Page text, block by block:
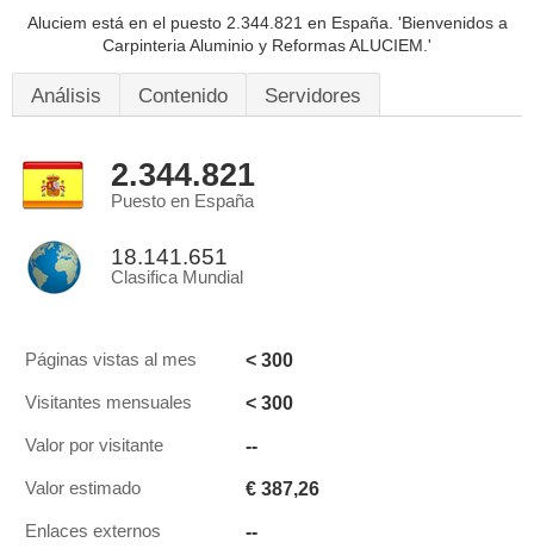
Aluciem está en el puesto 2.344.821 en España. 'Bienvenidos a
Carpinteria Aluminio y Reformas ALUCIEM.'
Análisis Contenido Servidores
2.344.821
Puesto en España
18.141.651
Clasifica Mundial
Páginas vistas al mes < 300
Visitantes mensuales < 300
Valor por visitante --
Valor estimado € 387,26
Enlaces externos --